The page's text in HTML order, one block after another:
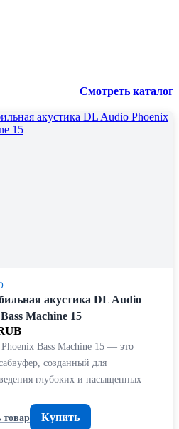
Смотреть каталог
акустика DL Audio
Machine 15
Bass Machine 15 — это
созданный для
глубоких и насыщенных
Купить